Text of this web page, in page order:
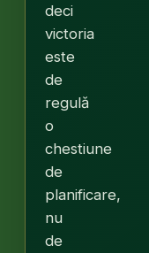
deci
victoria
este
de
regulă
o
chestiune
de
planificare,
nu
de